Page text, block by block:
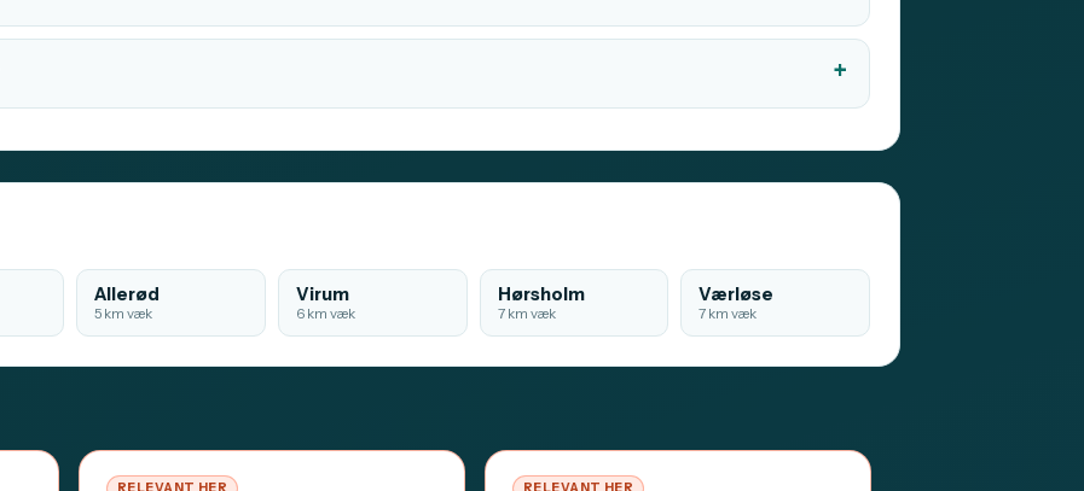
Allerød
5 km væk
Virum
6 km væk
Hørsholm
7 km væk
Værløse
7 km væk